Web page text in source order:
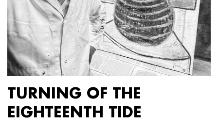
TURNING OF THE
EIGHTEENTH TIDE